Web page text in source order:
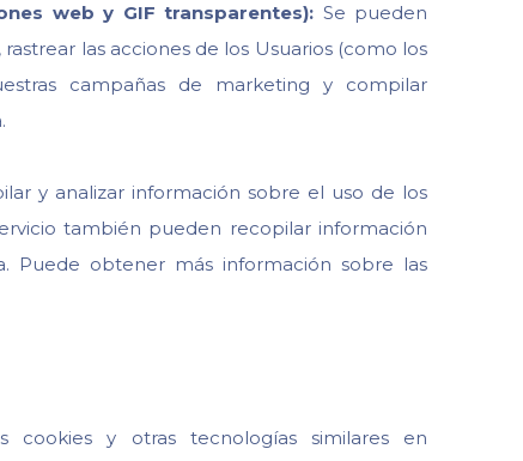
web y GIF transparentes): Se pueden
las acciones de los Usuarios (como los
campañas de marketing y compilar
y analizar información sobre el uso de los
también pueden recopilar información
Puede obtener más información sobre las
cookies y otras tecnologías similares en